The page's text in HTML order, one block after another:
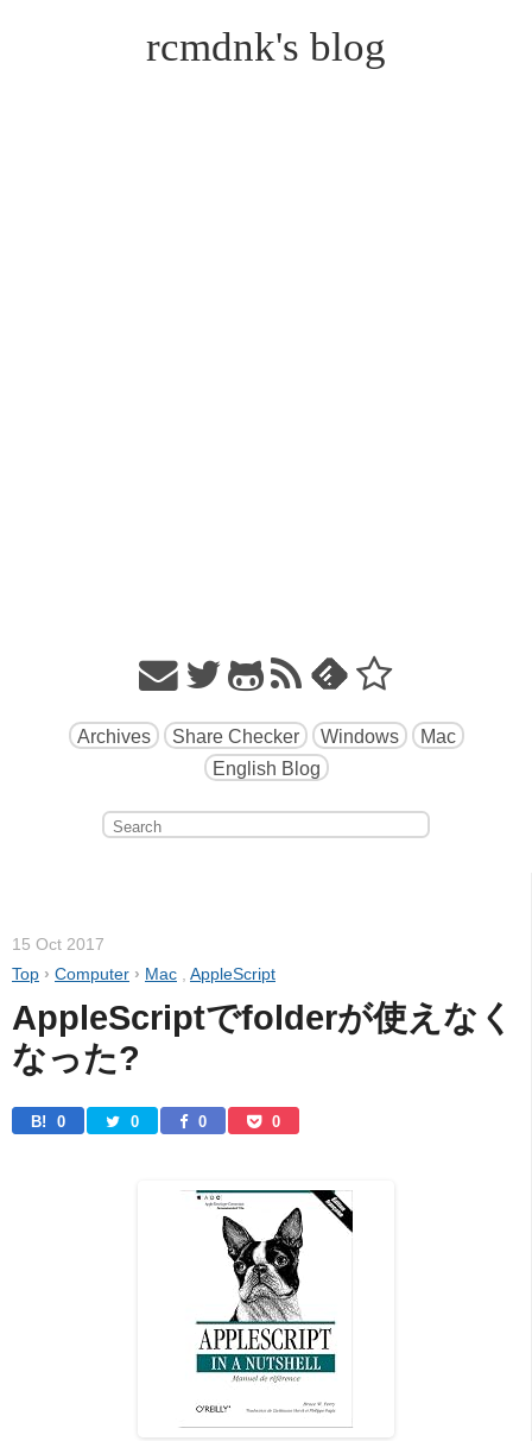
rcmdnk's blog
Archives Share Checker Windows
Mac
English Blog
15 Oct 2017
Top › Computer › Mac AppleScript
AppleScriptでfolderが使えなく
なった?
B! 0 0 0 0